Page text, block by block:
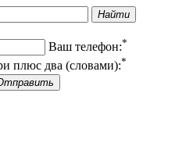
Найти
Ваш телефон:*
плюс два (словами):*